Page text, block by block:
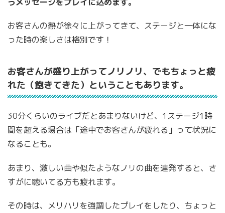
お客さんの熱が徐々に上がってきて、ステージと一体にな
った時の楽しさは格別です！
お客さんが盛り上がってノリノリ、でもちょっと疲
れた（飽きてきた）ということもあります。
30分くらいのライブだとあまりないけど、1ステージ1時
間を超える場合は「途中でお客さんが疲れる」って状況に
なることも。
あまり、激しい曲や似たようなノリの曲を連発すると、さ
すがに聴いてる方も疲れます。
その時は、メリハリを強調したプレイをしたり、ちょっと